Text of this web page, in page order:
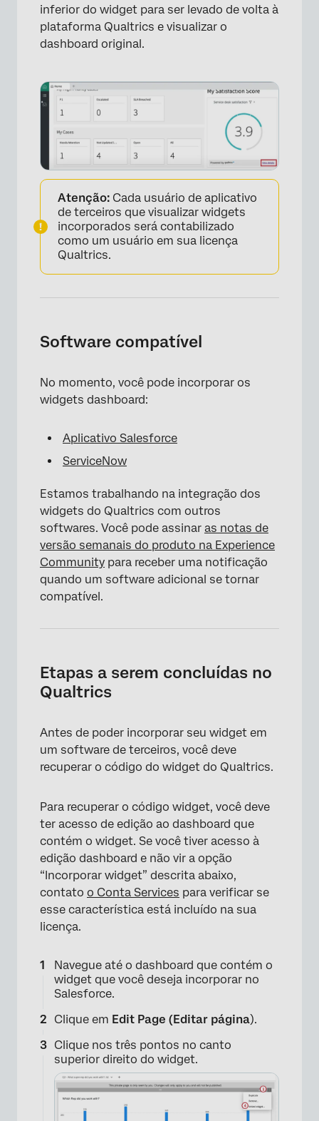
inferior do widget para ser levado de volta à
plataforma Qualtrics e visualizar o
dashboard original.
×
Atenção: Cada usuário de aplicativo
de terceiros que visualizar widgets
incorporados será contabilizado
como um usuário em sua licença
Qualtrics.
Software compatível
No momento, você pode incorporar os
widgets dashboard:
Aplicativo Salesforce
ServiceNow
Estamos trabalhando na integração dos
widgets do Qualtrics com outros
softwares. Você pode assinar as notas de
versão semanais do produto na Experience
Community para receber uma notificação
quando um software adicional se tornar
compatível.
Etapas a serem concluídas no
Qualtrics
Antes de poder incorporar seu widget em
um software de terceiros, você deve
recuperar o código do widget do Qualtrics.
Para recuperar o código widget, você deve
ter acesso de edição ao dashboard que
contém o widget. Se você tiver acesso à
edição dashboard e não vir a opção
“Incorporar widget” descrita abaixo,
contato o Conta Services para verificar se
esse característica está incluído na sua
licença.
Navegue até o dashboard que contém o
widget que você deseja incorporar no
Salesforce.
Clique em Edit Page (Editar página).
Clique nos três pontos no canto
superior direito do widget.